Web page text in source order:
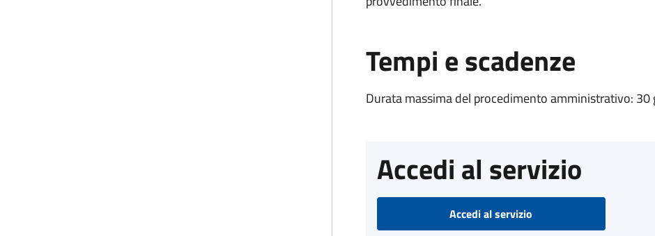
Tempi e scadenze
Durata massima del procedimento amministrativo: 30
Accedi al servizio
Accedi al servizio